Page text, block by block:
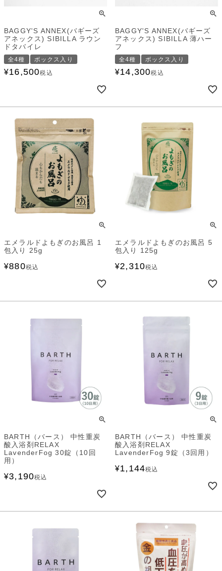
BAGGY'S ANNEX(バギーズ
アネックス) SIBILLA ラウン
ドタバイレ
全4種 ボックス入り
¥16,500税込
BAGGY'S ANNEX(バギーズ
アネックス) SIBILLA 薄ハー
フ
全4種 ボックス入り
¥14,300税込
エメラルドよもぎのお風呂 1
包入り 25g
¥880税込
エメラルドよもぎのお風呂 5
包入り 125g
¥2,310税込
BARTH（バース） 中性重炭
酸入浴剤RELAX
LavenderFog 30錠（10回
用）
¥3,190税込
BARTH（バース） 中性重炭
酸入浴剤RELAX
LavenderFog 9錠（3回用）
¥1,144税込